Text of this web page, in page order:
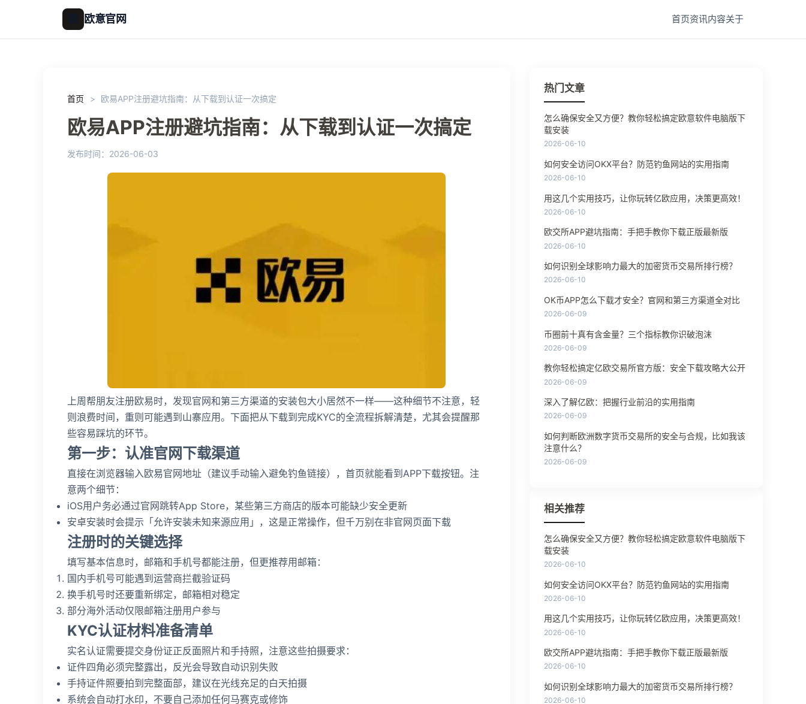
欧意官网 首页资讯内容关于
首页 > 欧易APP注册避坑指南：从下载到认证一次搞定
欧易APP注册避坑指南：从下载到认证一次搞定
发布时间：2026-06-03
上周帮朋友注册欧易时，发现官网和第三方渠道的安装包大小居然不一样——这种细节不注意，轻
则浪费时间，重则可能遇到山寨应用。下面把从下载到完成KYC的全流程拆解清楚，尤其会提醒那
些容易踩坑的环节。
第一步：认准官网下载渠道
直接在浏览器输入欧易官网地址（建议手动输入避免钓鱼链接），首页就能看到APP下载按钮。注
意两个细节：
iOS用户务必通过官网跳转App Store，某些第三方商店的版本可能缺少安全更新
安卓安装时会提示「允许安装未知来源应用」，这是正常操作，但千万别在非官网页面下载
注册时的关键选择
填写基本信息时，邮箱和手机号都能注册，但更推荐用邮箱：
国内手机号可能遇到运营商拦截验证码
换手机号时还要重新绑定，邮箱相对稳定
部分海外活动仅限邮箱注册用户参与
KYC认证材料准备清单
实名认证需要提交身份证正反面照片和手持照，注意这些拍摄要求：
证件四角必须完整露出，反光会导致自动识别失败
手持证件照要拍到完整面部，建议在光线充足的白天拍摄
系统会自动打水印，不要自己添加任何马赛克或修饰
热门文章
怎么确保安全又方便？教你轻松搞定欧意软件电脑版下
载安装
2026-06-10
如何安全访问OKX平台？防范钓鱼网站的实用指南
2026-06-10
用这几个实用技巧，让你玩转亿欧应用，决策更高效！
2026-06-10
欧交所APP避坑指南：手把手教你下载正版最新版
2026-06-10
如何识别全球影响力最大的加密货币交易所排行榜？
2026-06-10
OK币APP怎么下载才安全？官网和第三方渠道全对比
2026-06-09
币圈前十真有含金量？三个指标教你识破泡沫
2026-06-09
教你轻松搞定亿欧交易所官方版：安全下载攻略大公开
2026-06-09
深入了解亿欧：把握行业前沿的实用指南
2026-06-09
如何判断欧洲数字货币交易所的安全与合规，比如我该
注意什么？
2026-06-09
相关推荐
怎么确保安全又方便？教你轻松搞定欧意软件电脑版下
载安装
2026-06-10
如何安全访问OKX平台？防范钓鱼网站的实用指南
2026-06-10
用这几个实用技巧，让你玩转亿欧应用，决策更高效！
2026-06-10
欧交所APP避坑指南：手把手教你下载正版最新版
2026-06-10
如何识别全球影响力最大的加密货币交易所排行榜？
2026-06-10